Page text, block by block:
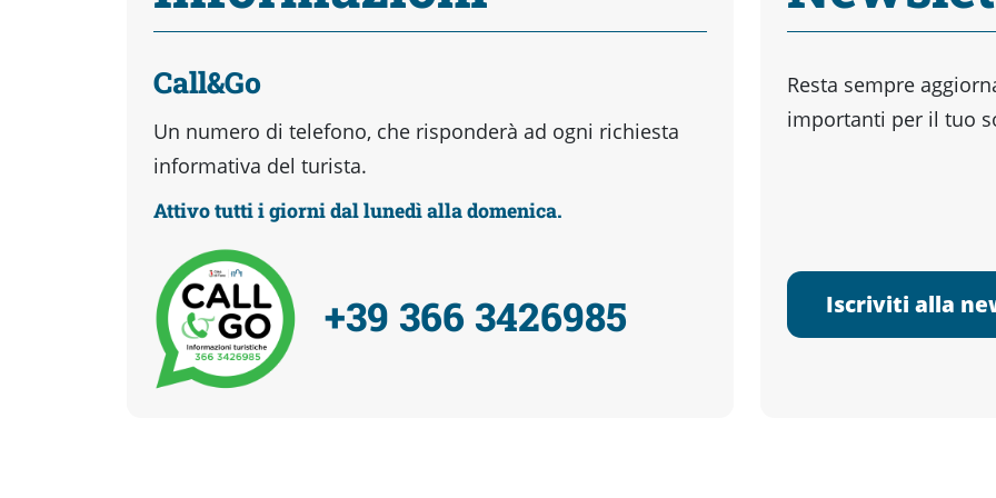
Call&Go
Un numero di telefono, che risponderà ad ogni richiesta
informativa del turista.
Attivo tutti i giorni dal lunedì alla domenica.
+39 366 3426985
Resta sempre
importanti per il tuo
Iscriviti alla